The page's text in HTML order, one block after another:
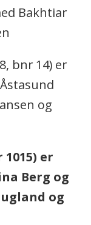
Bakhtiar
bnr 14) er
og
er
Berg og
og